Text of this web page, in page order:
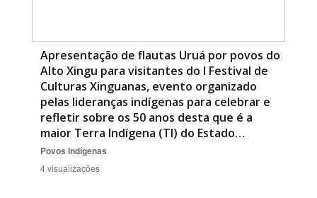
Apresentação de flautas Uruá por povos do
Alto Xingu para visitantes do I Festival de
Culturas Xinguanas, evento organizado
pelas lideranças indígenas para celebrar e
refletir sobre os 50 anos desta que é a
maior Terra Indígena (TI) do Estado…
Povos Indígenas
4 visualizações